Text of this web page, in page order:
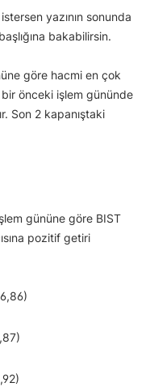
yazının sonunda
bakabilirsin.
göre hacmi en çok
önceki işlem gününde
Son 2 kapanıştaki
gününe göre BIST
pozitif getiri